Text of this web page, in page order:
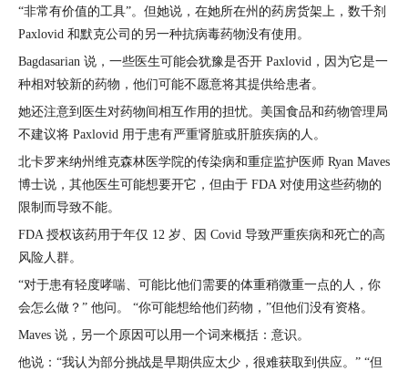
“非常有价值的工具”。但她说，在她所在州的药房货架上，数千剂
Paxlovid 和默克公司的另一种抗病毒药物没有使用。
Bagdasarian 说，一些医生可能会犹豫是否开 Paxlovid，因为它是一
种相对较新的药物，他们可能不愿意将其提供给患者。
她还注意到医生对药物间相互作用的担忧。美国食品和药物管理局
不建议将 Paxlovid 用于患有严重肾脏或肝脏疾病的人。
北卡罗来纳州维克森林医学院的传染病和重症监护医师 Ryan Maves
博士说，其他医生可能想要开它，但由于 FDA 对使用这些药物的
限制而导致不能。
FDA 授权该药用于年仅 12 岁、因 Covid 导致严重疾病和死亡的高
风险人群。
“对于患有轻度哮喘、可能比他们需要的体重稍微重一点的人，你
会怎么做？” 他问。 “你可能想给他们药物，”但他们没有资格。
Maves 说，另一个原因可以用一个词来概括：意识。
他说：“我认为部分挑战是早期供应太少，很难获取到供应。” “但